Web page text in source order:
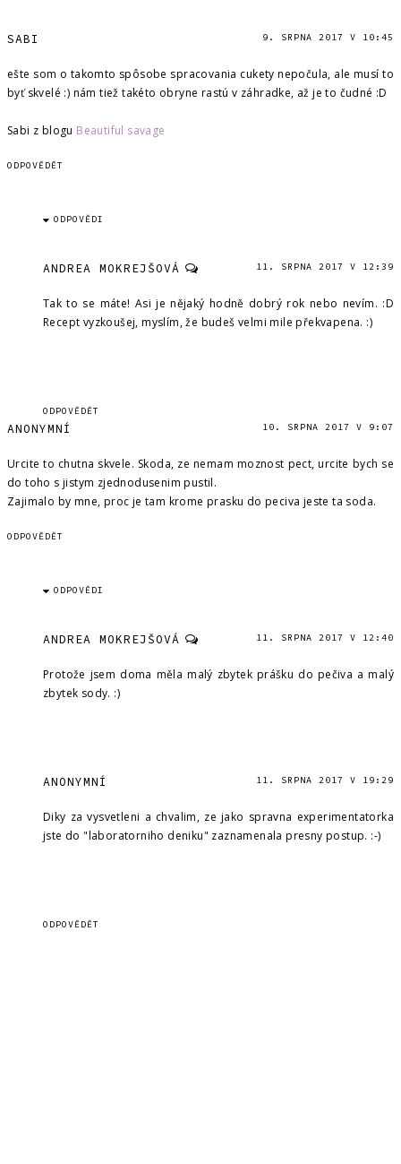
SABI 9. SRPNA 2017 V 10:45
ešte som o takomto spôsobe spracovania cukety nepočula, ale musí to
byť skvelé :) nám tiež takéto obryne rastú v záhradke, až je to čudné :D
Sabi z blogu Beautiful savage
ODPOVĚDĚT
ODPOVĚDI
ANDREA MOKREJŠOVÁ 11. SRPNA 2017 V 12:39
Tak to se máte! Asi je nějaký hodně dobrý rok nebo nevím. :D
Recept vyzkoušej, myslím, že budeš velmi mile překvapena. :)
ODPOVĚDĚT
ANONYMNÍ 10. SRPNA 2017 V 9:07
Urcite to chutna skvele. Skoda, ze nemam moznost pect, urcite bych se
do toho s jistym zjednodusenim pustil.
Zajimalo by mne, proc je tam krome prasku do peciva jeste ta soda.
ODPOVĚDĚT
ODPOVĚDI
ANDREA MOKREJŠOVÁ 11. SRPNA 2017 V 12:40
Protože jsem doma měla malý zbytek prášku do pečiva a malý
zbytek sody. :)
ANONYMNÍ 11. SRPNA 2017 V 19:29
Diky za vysvetleni a chvalim, ze jako spravna experimentatorka
jste do "laboratorniho deniku" zaznamenala presny postup. :-)
ODPOVĚDĚT